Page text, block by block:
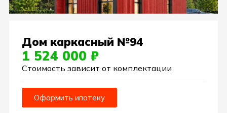
Дом каркасный №94
1 524 000 ₽
Стоимость зависит от комплектации
Оформить ипотеку